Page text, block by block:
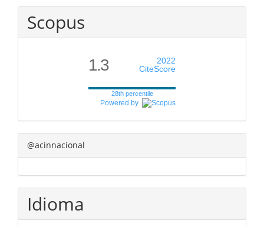
Scopus
1.3
2022
CiteScore
28th percentile
Powered by
@acinnacional
Idioma